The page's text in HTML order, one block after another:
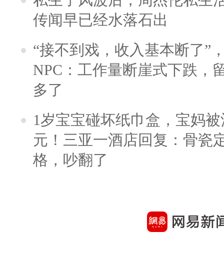
传闻早已经水落石出
“接不到戏，收入基本断了”
NPC：工作量断崖式下跌，
多了
1岁宝宝碰坏纸巾盒，宝妈
元！三亚一酒店回复：骨瓷
格，吵翻了